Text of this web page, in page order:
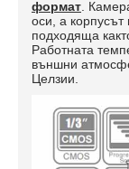
формат .
оси, а корпусът
подходяща
Работната
външни
Целзии.